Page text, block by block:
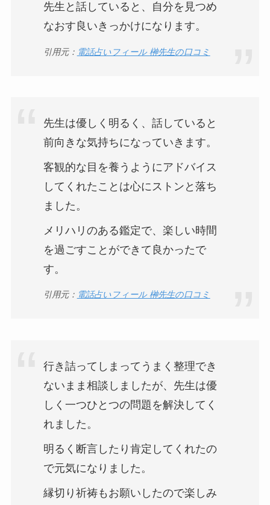
先生と話していると、自分を見つめ
なおす良いきっかけになります。
引用元： 電話占いフィール 榊先生の口コミ
先生は優しく明るく、話していると
前向きな気持ちになっていきます。
客観的な目を養うようにアドバイス
してくれたことは心にストンと落ち
ました。
メリハリのある鑑定で、楽しい時間
を過ごすことができて良かったで
す。
引用元： 電話占いフィール 榊先生の口コミ
行き詰ってしまってうまく整理でき
ないまま相談しましたが、先生は優
しく一つひとつの問題を解決してく
れました。
明るく断言したり肯定してくれたの
で元気になりました。
縁切り祈祷もお願いしたので楽しみ